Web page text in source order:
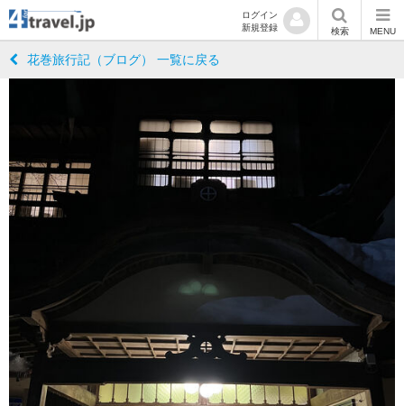
ログイン
新規登録
検索 MENU
花巻旅行記（ブログ） 一覧に戻る